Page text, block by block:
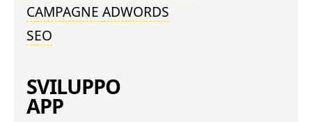
CAMPAGNE ADWORDS
SEO
SVILUPPO
APP